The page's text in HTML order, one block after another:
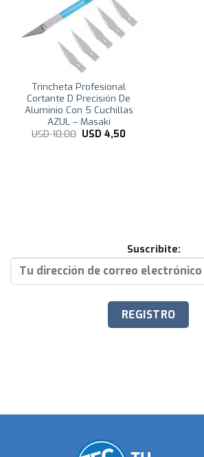
Trincheta Profesional
Cortante D Precisión De
Aluminio Con 5 Cuchillas
AZUL – Masaki
USD10,00 El
USD4,50
Suscribite: